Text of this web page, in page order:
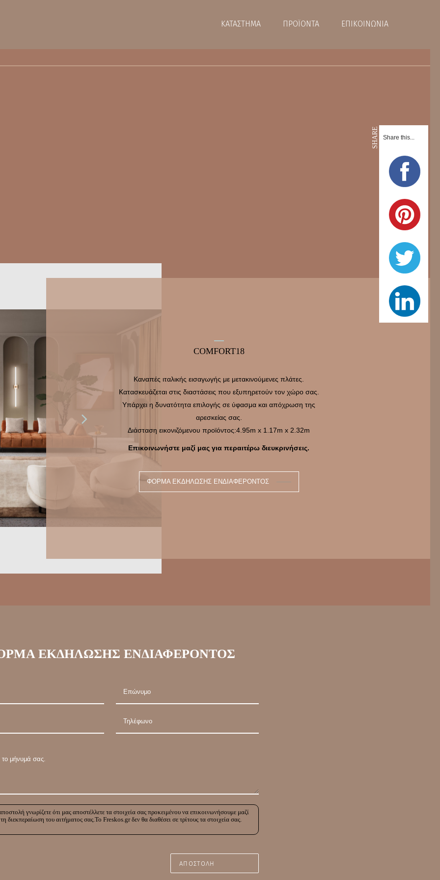
ΚΑΤΑΣΤΗΜΑ ΠΡΟΪΟΝΤΑ ΕΠΙΚΟΙΝΩΝΙΑ
SHARE Share this...

COMFORT18
Καναπές ιταλικής εισαγωγής με μετακινούμενες πλάτες.
Κατασκευάζεται στις διαστάσεις που εξυπηρετούν τον χώρο σας.
Υπάρχει η δυνατότητα επιλογής σε ύφασμα και απόχρωση της
αρεσκείας σας.
Διάσταση εικονιζόμενου προϊόντος:4.95m x 1.17m x 2.32m
Επικοινωνήστε μαζί μας για περαιτέρω διευκρινήσεις.
ΦΌΡΜΑ ΕΚΔΉΛΩΣΗΣ ΕΝΔΙΑΦΈΡΟΝΤΟΣ
ΕΚΔΗΛΩΣΗΣ ΕΝΔΙΑΦΕΡΟΝΤΟΣ
γνωρίζετε ότι μας αποστέλλετε τα στοιχεία σας προκειμένου να επικοινωνήσουμε μαζί
διεκπεραίωση του αιτήματος σας.Το Freskos.gr δεν θα διαθέσει σε τρίτους τα στοιχεία σας.